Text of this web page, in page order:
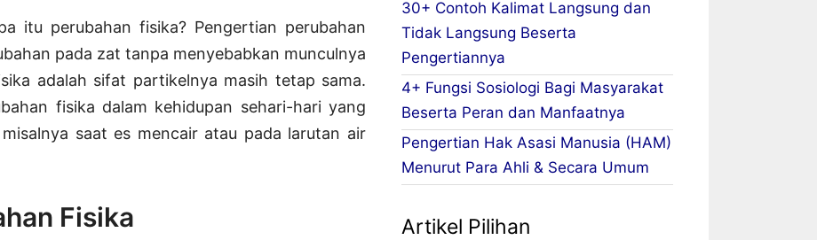
itu perubahan fisika? Pengertian perubahan
pada zat tanpa menyebabkan munculnya
adalah sifat partikelnya masih tetap sama.
fisika dalam kehidupan sehari-hari yang
saat es mencair atau pada larutan air
Fisika
30+ Contoh Kalimat Langsung dan
Tidak Langsung Beserta
Pengertiannya
4+ Fungsi Sosiologi Bagi Masyarakat
Beserta Peran dan Manfaatnya
Pengertian Hak Asasi Manusia (HAM)
Menurut Para Ahli & Secara Umum
Artikel Pilihan